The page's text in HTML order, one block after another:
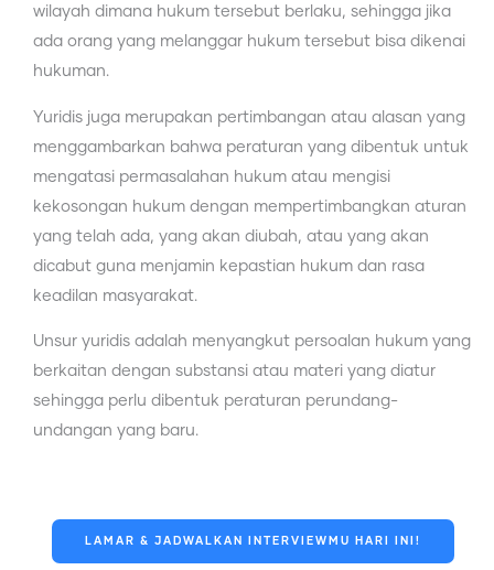
wilayah dimana hukum tersebut berlaku, sehingga jika
ada orang yang melanggar hukum tersebut bisa dikenai
hukuman.
Yuridis juga merupakan pertimbangan atau alasan yang
menggambarkan bahwa peraturan yang dibentuk untuk
mengatasi permasalahan hukum atau mengisi
kekosongan hukum dengan mempertimbangkan aturan
yang telah ada, yang akan diubah, atau yang akan
dicabut guna menjamin kepastian hukum dan rasa
keadilan masyarakat.
Unsur yuridis adalah menyangkut persoalan hukum yang
berkaitan dengan substansi atau materi yang diatur
sehingga perlu dibentuk peraturan perundang-
undangan yang baru.
LAMAR & JADWALKAN INTERVIEWMU HARI INI!